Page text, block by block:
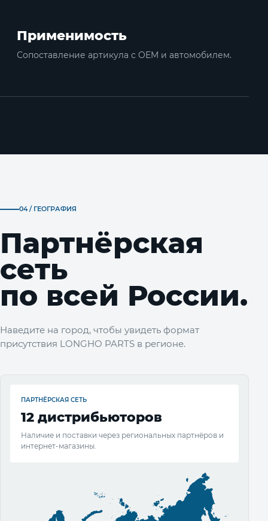
Применимость
Сопоставление артикула с OEM и автомобилем.
04 / ГЕОГРАФИЯ
Партнёрская
сеть
по всей России.
Наведите на город, чтобы увидеть формат
присутствия LONGHO PARTS в регионе.
ПАРТНЁРСКАЯ СЕТЬ
12 дистрибьюторов
Наличие и поставки через региональных партнёров и
интернет-магазины.